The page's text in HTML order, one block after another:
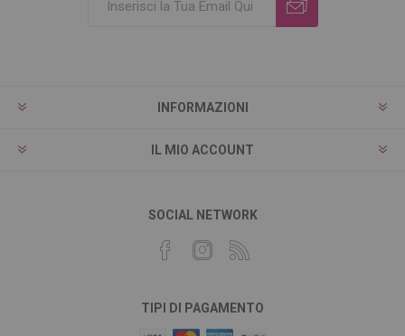
INFORMAZIONI
IL MIO ACCOUNT
SOCIAL NETWORK
TIPI DI PAGAMENTO